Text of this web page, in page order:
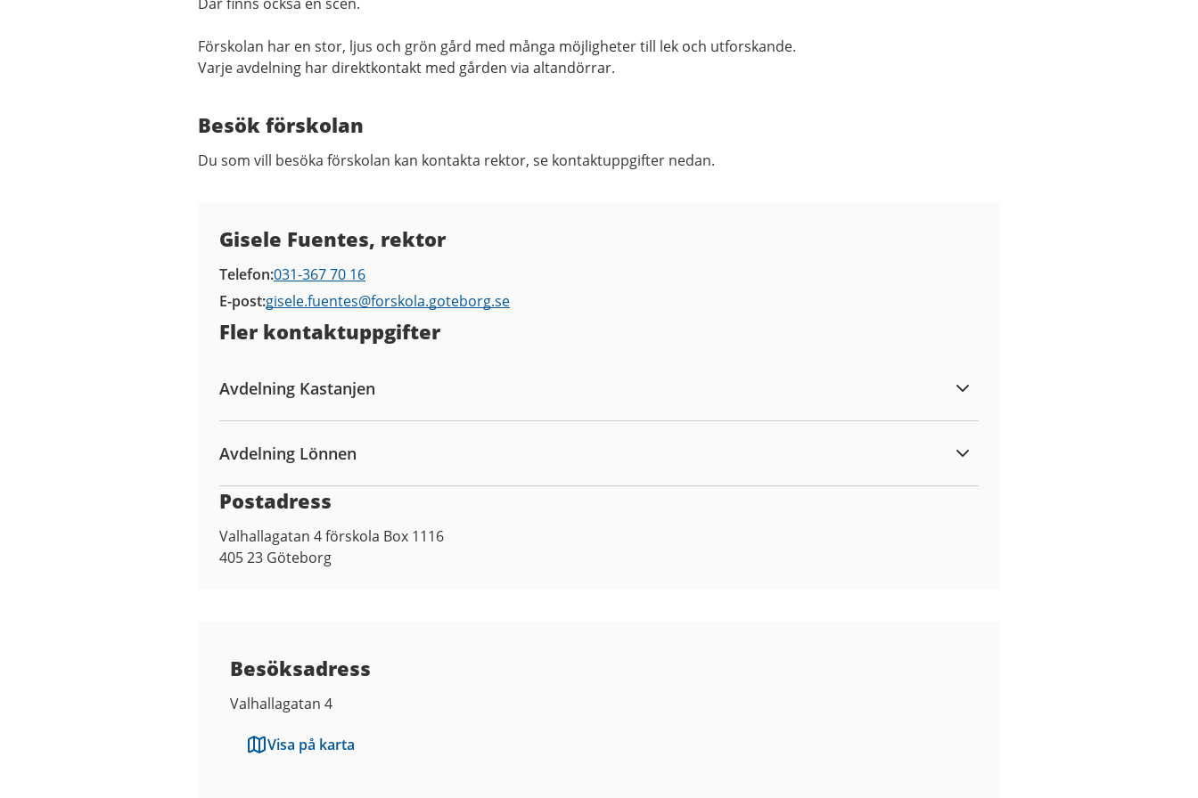
Förskolan har en stor, ljus och grön gård med många möjligheter till lek och utforskande.
Varje avdelning har direktkontakt med gården via altandörrar.
Besök förskolan
Du som vill besöka förskolan kan kontakta rektor, se kontaktuppgifter nedan.
Gisele Fuentes, rektor
Telefon 031-367 70 16
E-post gisele.fuentes@forskola.goteborg.se
Fler kontaktuppgifter
Avdelning Kastanjen
Avdelning Lönnen
Postadress
Valhallagatan 4 förskola Box 1116
405 23 Göteborg
Besöksadress
Valhallagatan 4
Visa på karta